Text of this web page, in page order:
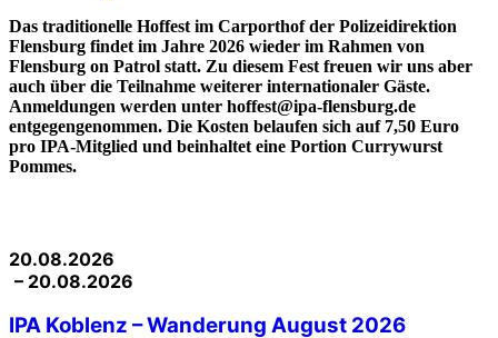
Das traditionelle Hoffest im Carporthof der Polizeidirektion
Flensburg findet im Jahre 2026 wieder im Rahmen von
Flensburg on Patrol statt. Zu diesem Fest freuen wir uns aber
auch über die Teilnahme weiterer internationaler Gäste.
Anmeldungen werden unter hoffest@ipa-flensburg.de
entgegengenommen. Die Kosten belaufen sich auf 7,50 Euro
pro IPA-Mitglied und beinhaltet eine Portion Currywurst
Pommes.
20.08.2026
– 20.08.2026
IPA Koblenz – Wanderung August 2026